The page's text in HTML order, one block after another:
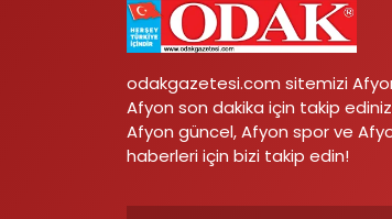
odakgazetesi.com sitemizi
Afyon son dakika için takip
Afyon güncel, Afyon spor ve
haberleri için bizi takip edin!